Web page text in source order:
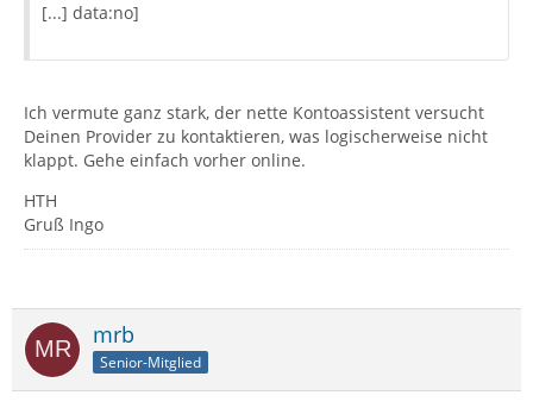
[...] data:no]
Ich vermute ganz stark, der nette Kontoassistent versucht
Deinen Provider zu kontaktieren, was logischerweise nicht
klappt. Gehe einfach vorher online.
HTH
Gruß Ingo
mrb
Senior-Mitglied